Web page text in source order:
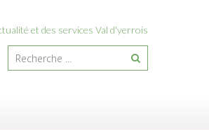
et des services Val d'yerrois